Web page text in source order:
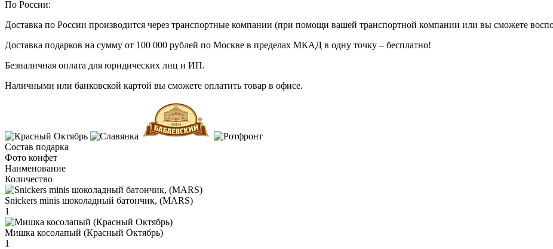
По России:
Доставка по России производится через транспортные компании (при помощи вашей транспортной компании или вы сможете
Доставка подарков на сумму от 100 000 рублей по Москве в пределах МКАД в одну точку – бесплатно!
Безналичная оплата для юридических лиц и ИП.
Наличными или банковской картой вы сможете оплатить товар в офисе.
Состав подарка
Фото конфет
Наименование
Количество
Snickers minis шоколадный батончик, (MARS)
1
Мишка косолапый (Красный Октябрь)
1